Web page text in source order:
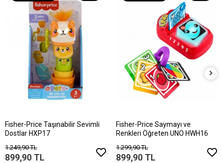
Fisher-Price Taşınabilir Sevimli
Dostlar HXP17
1.249,90 TL
899,90 TL
Fisher-Price Saymayı ve
Renkleri Öğreten UNO HWH16
1.299,90 TL
899,90 TL